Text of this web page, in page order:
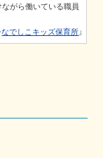
がら働いている職員
なでしこキッズ保育所 」